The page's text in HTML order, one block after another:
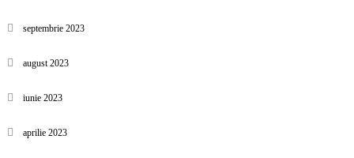
septembrie 2023
august 2023
iunie 2023
aprilie 2023